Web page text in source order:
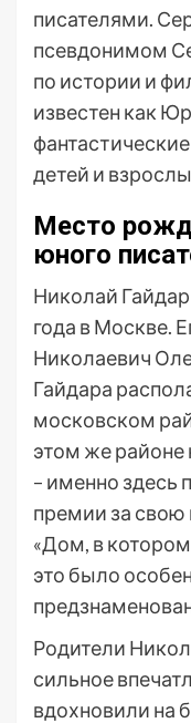
писателями.
псевдонимом
по истории и
известен как
детей и
Место
юного
Николай
года в Москве.
Николаевич
Гайдара
московском
этом же районе
– именно здесь
премии за свою
«Дом, в
это было
Родители
сильное
вдохновили на